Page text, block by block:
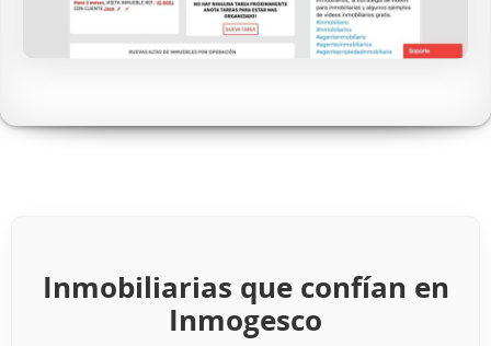
Inmobiliarias que confían en
Inmogesco